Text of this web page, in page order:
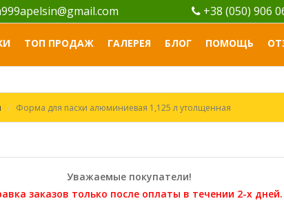
+38 (050) 906
ТОП ПРОДАЖ ГАЛЕРЕЯ БЛОГ ПОМОЩЬ
Форма для пасхи алюминиевая 1,125 л утолщенная
Уважаемые покупатели!
заказов только после оплаты в течении 2-х дней.